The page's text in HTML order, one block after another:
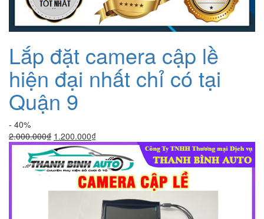
Lắp đặt camera cập lề
hiện đại nhất chỉ có tại
Quận 9
- 40%
2.000.000₫ Giá
gốc
là:
2.000.000₫.
1.200.000₫Giá
hiện
tại
là:
1.200.000₫.